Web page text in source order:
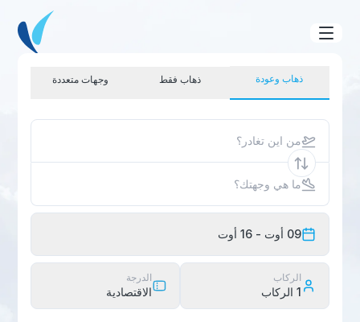
ذهاب وعودة ذهاب فقط وجهات متعددة
من اين تغادر؟
ما هي وجهتك؟
09 أوت - 16 أوت
الركاب
1 الركاب
الدرجة
الاقتصادية